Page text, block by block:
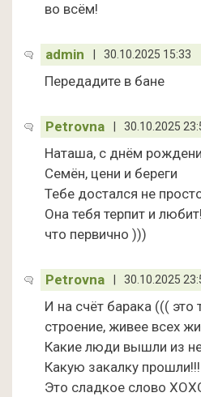
во всём!
admin 30.10.2025 15:33
Передадите в бане
Petrovna 30.10.2025
Наташа, с днём
Семён, цени и береги
Тебе достался не
Она тебя терпит и
что первично )))
Petrovna 30.10.2025
И на счёт барака ((( это
строение, живее всех
Какие люди вышли из
Какую закалку прошли!!!
Это сладкое слово